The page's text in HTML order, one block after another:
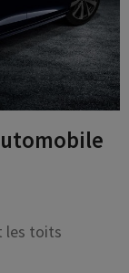
les toits